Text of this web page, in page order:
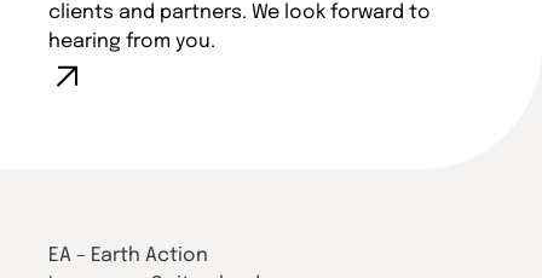
clients and partners. We look forward to
hearing from you.
EA – Earth Action